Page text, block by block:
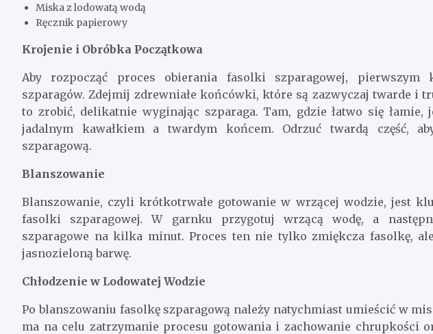
Miska z lodowatą wodą
Ręcznik papierowy
Krojenie i Obróbka Początkowa
Aby rozpocząć proces obierania fasolki szparagowej, pierwszym
szparagów. Zdejmij zdrewniałe końcówki, które są zazwyczaj twarde i
to zrobić, delikatnie wyginając szparaga. Tam, gdzie łatwo się
jadalnym kawałkiem a twardym końcem. Odrzuć twardą część,
szparagową.
Blanszowanie
Blanszowanie, czyli krótkotrwałe gotowanie w wrzącej wodzie, jest
fasolki szparagowej. W garnku przygotuj wrzącą wodę, a
szparagowe na kilka minut. Proces ten nie tylko zmiękcza fasolkę,
jasnozieloną barwę.
Chłodzenie w Lodowatej Wodzie
Po blanszowaniu fasolkę szparagową należy natychmiast umieścić w
ma na celu zatrzymanie procesu gotowania i zachowanie chrupkości